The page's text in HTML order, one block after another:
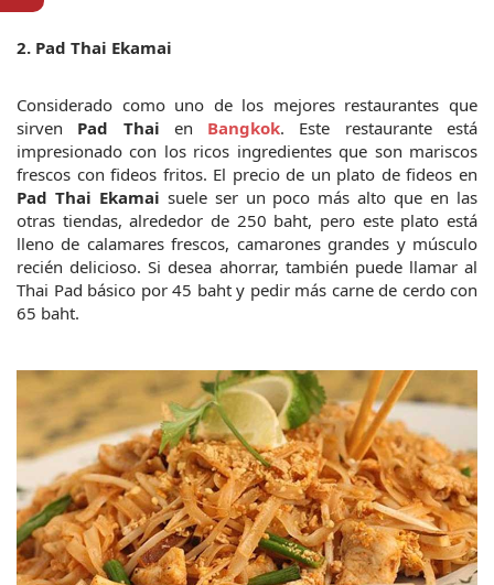
2. Pad Thai Ekamai
Considerado como uno de los mejores restaurantes que
sirven Pad Thai en Bangkok. Este restaurante está
impresionado con los ricos ingredientes que son mariscos
Pad Thai Ekamai suele ser un poco más alto que en las
otras tiendas, alrededor de 250 baht, pero este plato está
lleno de calamares frescos, camarones grandes y músculo
recién delicioso. Si desea ahorrar, también puede llamar al
Thai Pad básico por 45 baht y pedir más carne de cerdo con
65 baht.